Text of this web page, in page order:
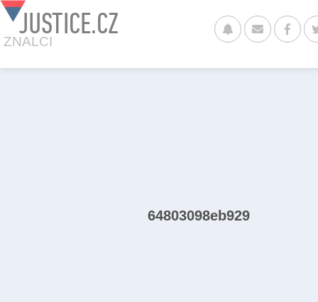
JUSTICE.CZ
ZNALCI
64803098eb929